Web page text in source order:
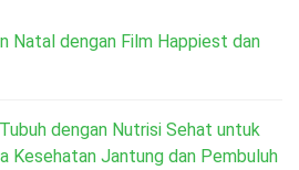
Natal dengan Film Happiest dan
dengan Nutrisi Sehat untuk
Kesehatan Jantung dan Pembuluh